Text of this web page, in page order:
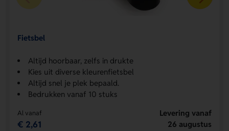
Fietsbel
Altijd hoorbaar, zelfs in drukte
Kies uit diverse kleurenfietsbel
Altijd snel je plek bepaald.
Bedrukken vanaf 10 stuks
Al vanaf
€ 2,61
Levering vanaf
26 augustus